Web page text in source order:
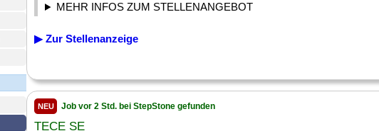
MEHR INFOS ZUM STELLENANGEBOT
▶ Zur Stellenanzeige
NEU Job vor 2 Std. bei StepStone gefunden
TECE SE